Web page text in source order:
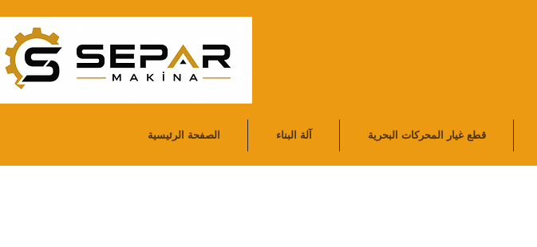
الصفحة الرئيسية آلة البناء قطع غيار المحركات البحرية